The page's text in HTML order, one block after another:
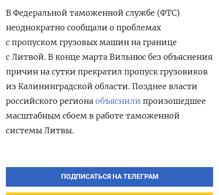
В Федеральной таможенной службе (ФТС)
неоднократно сообщали о проблемах
с пропуском грузовых машин на границе
с Литвой. В конце марта Вильнюс без объяснения
причин на сутки прекратил пропуск грузовиков
из Калининградской области. Позднее власти
российского региона объяснили произошедшее
масштабным сбоем в работе таможенной
системы Литвы.
ПОДПИСАТЬСЯ НА ТЕЛЕГРАМ